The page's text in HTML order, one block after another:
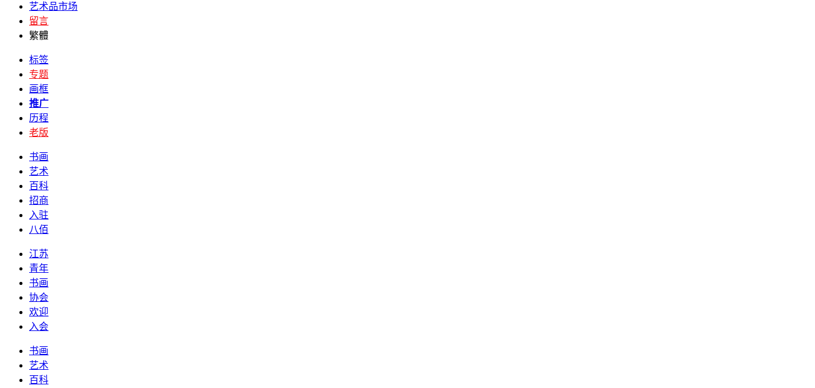
艺术品市场
留言
繁體
标签
专题
画框
推广
历程
老版
书画
艺术
百科
招商
入驻
八佰
江苏
青年
书画
协会
欢迎
入会
书画
艺术
百科